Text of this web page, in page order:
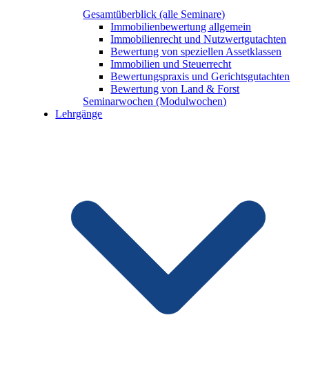
Gesamtüberblick (alle Seminare)
Immobilienbewertung allgemein
Immobilienrecht und Nutzwertgutachten
Bewertung von speziellen Assetklassen
Immobilien und Steuerrecht
Bewertungspraxis und Gerichtsgutachten
Bewertung von Land & Forst
Seminarwochen (Modulwochen)
Lehrgänge